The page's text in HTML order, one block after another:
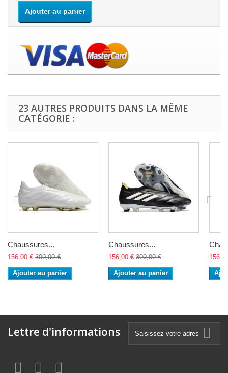
Ajouter au panier
23 AUTRES PRODUITS DANS LA MÊME
CATÉGORIE :
Chaussures...
156,00 € 300,00 €
Ajouter au panier
Chaussures...
156,00 € 300,00 €
Ajouter au panier
Lettre d'informations